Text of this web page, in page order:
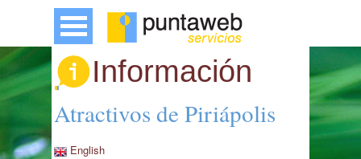
Información
Atractivos de Piriápolis
English